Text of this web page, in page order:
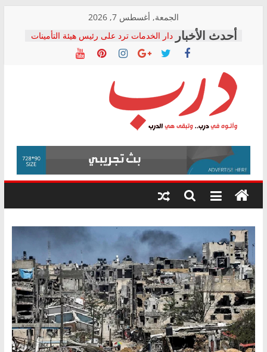
content
الجمعة, أغسطس 7, 2026
دار الخدمات ترد على رئيس هيئة التأمينات
بعد مؤتمره الصحفي: إنكار الأزمة لا ينهي
معاناة أصحاب المعاشات.. ونطالب بكشف
فرحات سليمان يكتب: القطاع الصحي إلى
أين؟
حزب التحالف الشعبي يطلق لجنة “الحق
في الصحة” بالإسكندرية لرصد الانتهاكات
ودعم المرضى
الوزاري لمدينة الصحفيين.. وانتهاء أعمال
إنشاء المبنى الإداري
المجلس القومي لحقوق الإنسان يعلن
متابعة قضية الدكتور محمد زهران.. ويؤكد:
قرينة البراءة وضمانات المحاكمة العادلة
درب
وأتوه
درب..
وتبقى
هي